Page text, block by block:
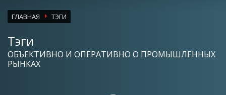
ГЛАВНАЯ ТЭГИ
Тэги
ОБЪЕКТИВНО И ОПЕРАТИВНО О ПРОМЫШЛЕННЫХ
РЫНКАХ